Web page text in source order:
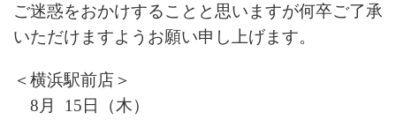
ご迷惑をおかけすることと思いますが何卒ご了承
いただけますようお願い申し上げます。
＜横浜駅前店＞
8 月 15日（木）